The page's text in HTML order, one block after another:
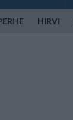
HIRVI